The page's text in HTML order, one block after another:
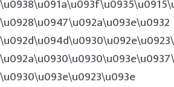
\u0928\u0947\u092a\u093e\u0932
\u0930\u093e\u0923\u093e